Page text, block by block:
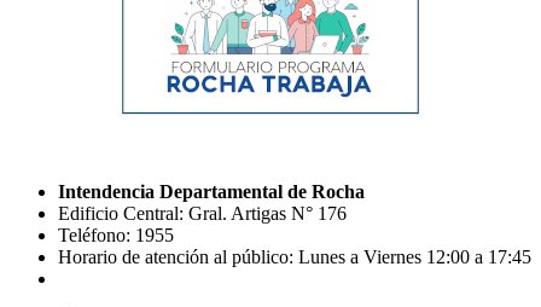
Intendencia Departamental de Rocha
Edificio Central: Gral. Artigas N° 176
Teléfono: 1955
Horario de atención al público: Lunes a Viernes 12:00 a 17:45